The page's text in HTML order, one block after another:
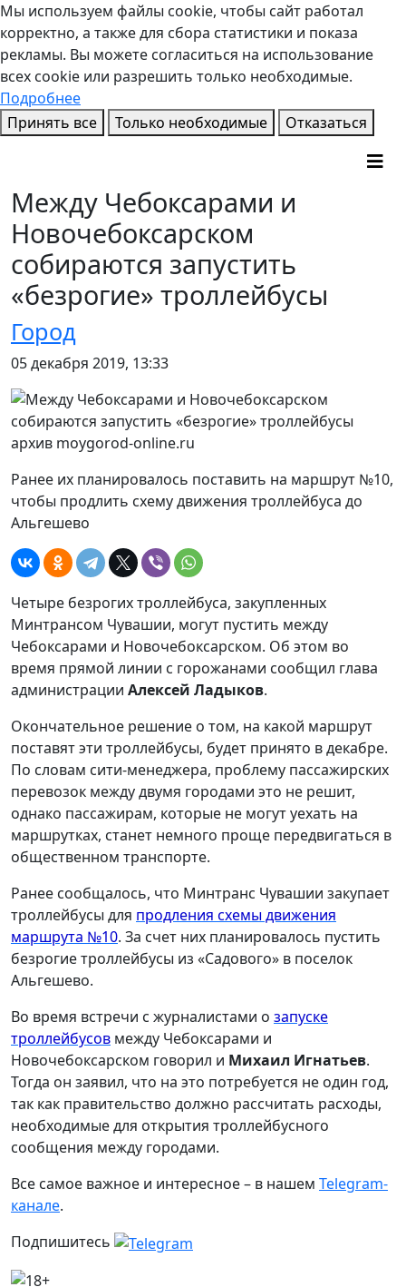
Мы используем файлы cookie, чтобы сайт работал
корректно, а также для сбора статистики и показа
рекламы. Вы можете согласиться на использование
всех cookie или разрешить только необходимые.
Подробнее
Принять все
Только необходимые Отказаться
Между Чебоксарами и
Новочебоксарском
собираются запустить
«безрогие» троллейбусы
Город
05 декабря 2019, 13:33
архив moygorod-online.ru
Ранее их планировалось поставить на маршрут №10,
чтобы продлить схему движения троллейбуса до
Альгешево
Четыре безрогих троллейбуса, закупленных
Минтрансом Чувашии, могут пустить между
Чебоксарами и Новочебоксарском. Об этом во
время прямой линии с горожанами сообщил глава
администрации Алексей Ладыков.
Окончательное решение о том, на какой маршрут
поставят эти троллейбусы, будет принято в декабре.
По словам сити-менеджера, проблему пассажирских
перевозок между двумя городами это не решит,
однако пассажирам, которые не могут уехать на
маршрутках, станет немного проще передвигаться в
общественном транспорте.
Ранее сообщалось, что Минтранс Чувашии закупает
троллейбусы для продления схемы движения
маршрута №10. За счет них планировалось пустить
безрогие троллейбусы из «Садового» в поселок
Альгешево.
Во время встречи с журналистами о запуске
троллейбусов между Чебоксарами и
Новочебоксарском говорил и Михаил Игнатьев.
Тогда он заявил, что на это потребуется не один год,
так как правительство должно рассчитать расходы,
необходимые для открытия троллейбусного
сообщения между городами.
Все самое важное и интересное – в нашем Telegram-
канале.
Подпишитесь